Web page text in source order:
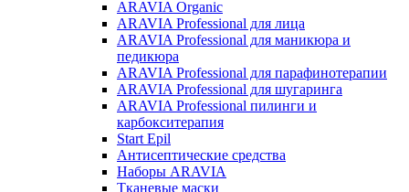
ARAVIA Organic
ARAVIA Professional для лица
ARAVIA Professional для маникюра и
педикюра
ARAVIA Professional для парафинотерапии
ARAVIA Professional для шугаринга
ARAVIA Professional пилинги и
карбокситерапия
Start Epil
Антисептические средства
Наборы ARAVIA
Тканевые маски